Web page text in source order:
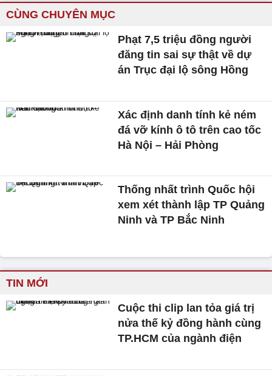
CÙNG CHUYÊN MỤC
Phạt 7,5 triệu đồng người
đăng tin sai sự thật về dự
án Trục đại lộ sông Hồng
Xác định danh tính kẻ ném
đá vỡ kính ô tô trên cao tốc
Hà Nội – Hải Phòng
Thống nhất trình Quốc hội
xem xét thành lập TP Quảng
Ninh và TP Bắc Ninh
TIN MỚI
Cuộc thi clip lan tỏa giá trị
nửa thế kỷ đồng hành cùng
TP.HCM của ngành điện